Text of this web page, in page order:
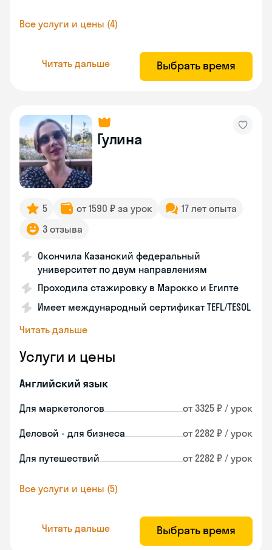
Все услуги и цены (4)
Читать дальше Выбрать время
Гулина
5 от 1590 ₽ за урок
17 лет опыта
3 отзыва
Окончила Казанский федеральный
университет по двум направлениям
Проходила стажировку в Марокко и Египте
Имеет международный сертификат TEFL/TESOL
Читать дальше
Услуги и цены
Английский язык
Для маркетологов от 3325 ₽ / урок
Деловой - для бизнеса от 2282 ₽ / урок
Для путешествий от 2282 ₽ / урок
Все услуги и цены (5)
Читать дальше Выбрать время